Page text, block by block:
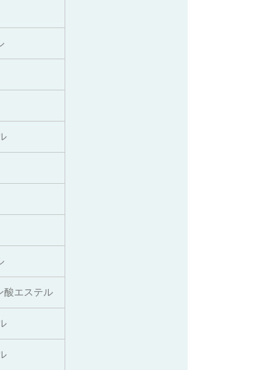
酸エステル